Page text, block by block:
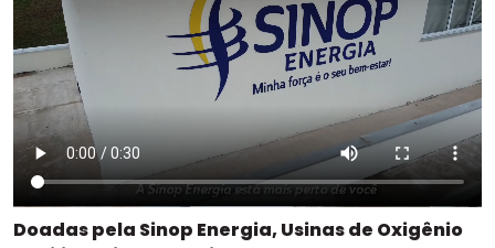
Doadas pela Sinop Energia, Usinas de Oxigênio